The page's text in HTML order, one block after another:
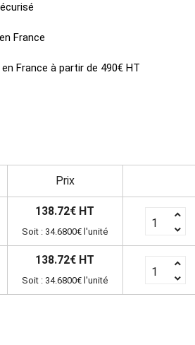
France
France à partir de 490€ HT
Prix
138.72€ HT
Soit : 34.6800€ l'unité
138.72€ HT
Soit : 34.6800€ l'unité